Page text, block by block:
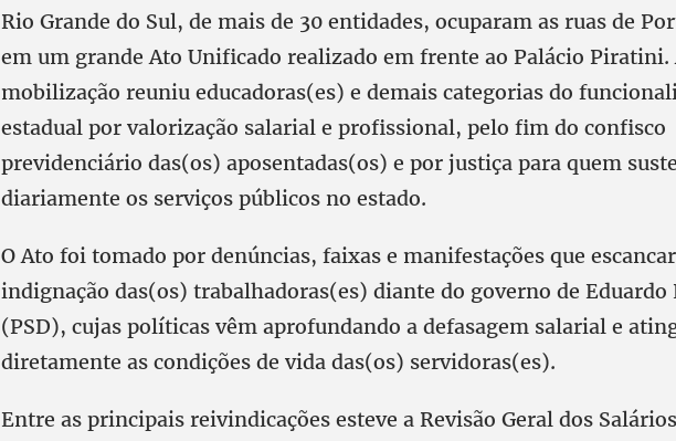
Rio Grande do Sul, de mais de 30 entidades, ocuparam as ruas de
em um grande Ato Unificado realizado em frente ao Palácio Piratini.
mobilização reuniu educadoras(es) e demais categorias do
estadual por valorização salarial e profissional, pelo fim do confisco
previdenciário das(os) aposentadas(os) e por justiça para quem
diariamente os serviços públicos no estado.
O Ato foi tomado por denúncias, faixas e manifestações que
indignação das(os) trabalhadoras(es) diante do governo de Eduardo
(PSD), cujas políticas vêm aprofundando a defasagem salarial e
diretamente as condições de vida das(os) servidoras(es).
Entre as principais reivindicações esteve a Revisão Geral dos